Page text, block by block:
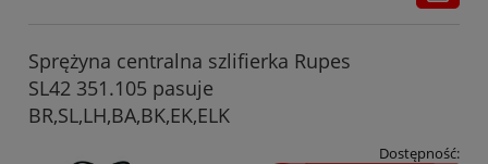
Sprężyna centralna szlifierka Rupes
SL42 351.105 pasuje
BR,SL,LH,BA,BK,EK,ELK
Dostępność: